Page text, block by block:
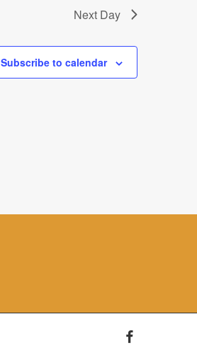
Next Day
Subscribe to calendar
facebook